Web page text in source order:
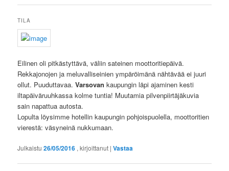
TILA
Eilinen oli pitkästyttävä, väliin sateinen moottoritiepäivä.
Rekkajonojen ja meluvalliseinien ympäröimänä nähtävää ei juuri
ollut. Puuduttavaa. Varsovan kaupungin läpi ajaminen kesti
iltapäiväruuhkassa kolme tuntia! Muutamia pilvenpiirtäjäkuvia
sain napattua autosta.
Lopulta löysimme hotellin kaupungin pohjoispuolella, moottoritien
vierestä: väsyneinä nukkumaan.
Julkaistu26/05/2016 , kirjoittanut |Vastaa